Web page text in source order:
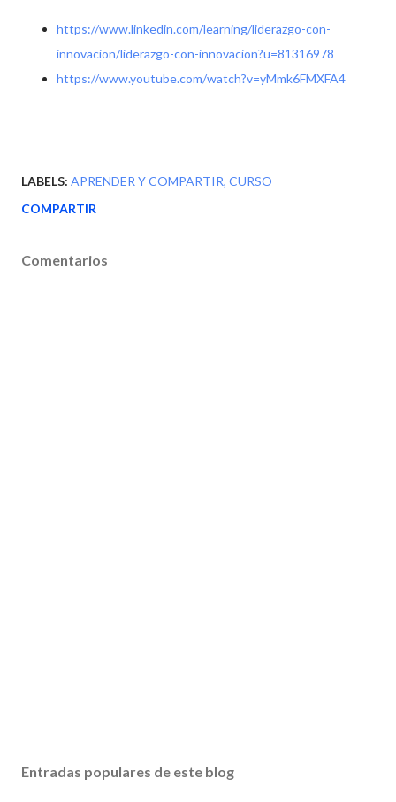
https://www.linkedin.com/learning/liderazgo-con-
innovacion/liderazgo-con-innovacion?u=81316978
https://www.youtube.com/watch?v=yMmk6FMXFA4
LABELS: APRENDER Y COMPARTIR CURSO
COMPARTIR
Comentarios
Entradas populares de este blog